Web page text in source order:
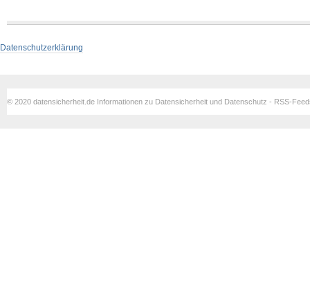
Datenschutzerklärung
© 2020 datensicherheit.de Informationen zu Datensicherheit und Datenschutz - RSS-